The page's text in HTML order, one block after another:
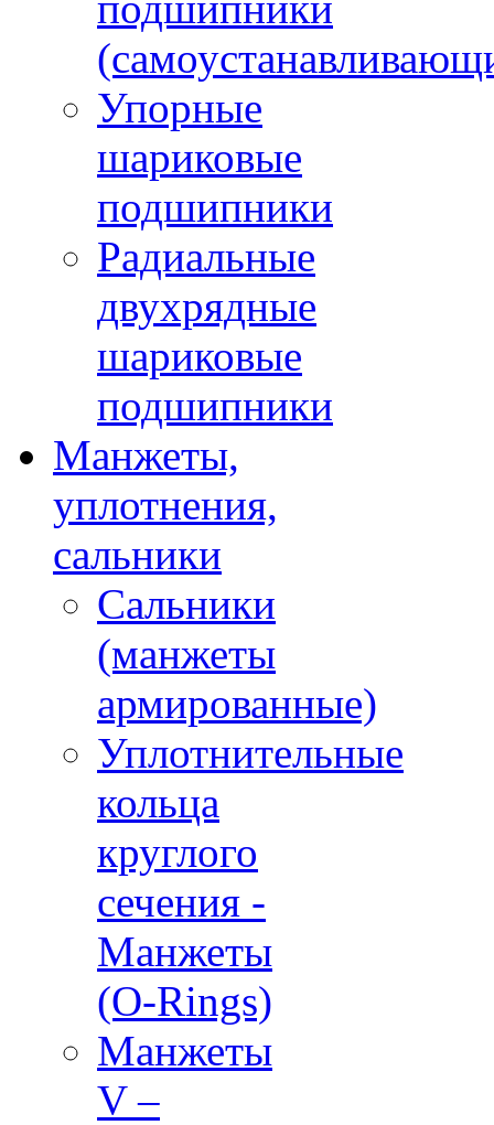
Упорные
шариковые
подшипники
Радиальные
двухрядные
шариковые
подшипники
Манжеты,
уплотнения,
сальники
Сальники
(манжеты
армированные)
Уплотнительные
кольца
круглого
сечения -
Манжеты
(O-Rings)
Манжеты
V –